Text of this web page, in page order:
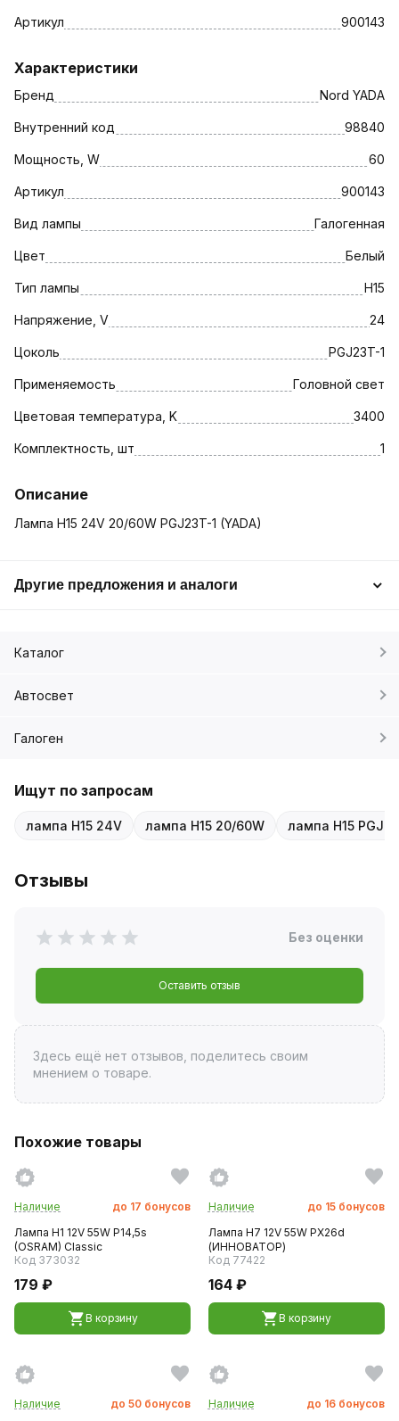
Артикул 900143
Характеристики
Бренд Nord YADA
Внутренний код 98840
Мощность, W 60
Артикул 900143
Вид лампы Галогенная
Цвет Белый
Тип лампы H15
Напряжение, V 24
Цоколь PGJ23T-1
Применяемость Головной свет
Цветовая температура, K 3400
Комплектность, шт 1
Описание
Лампа H15 24V 20/60W PGJ23T-1 (YADA)
Другие предложения и аналоги
Каталог
Автосвет
Галоген
Ищут по запросам
лампа H15 24V лампа H15 20/60W лампа H15
Отзывы
Без оценки
Оставить отзыв
Здесь ещё нет отзывов, поделитесь своим
мнением о товаре.
Похожие товары
Наличие до 17 бонусов
Лампа H1 12V 55W P14,5s
(OSRAM) Classic
Код 373032
179 ₽
В корзину
Наличие до 15 бонусов
Лампа H7 12V 55W PХ26d
(ИННОВАТОР)
Код 77422
164 ₽
В корзину
Наличие до 50 бонусов
Наличие до 16 бонусов